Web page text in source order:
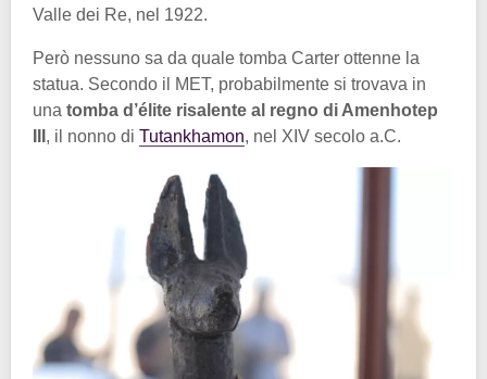
Valle dei Re, nel 1922.
Però nessuno sa da quale tomba Carter ottenne la
statua. Secondo il MET, probabilmente si trovava in
una tomba d’élite risalente al regno di Amenhotep
, il nonno di Tutankhamon, nel XIV secolo a.C.